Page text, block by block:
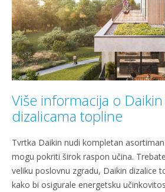
Više informacija o
dizalicama topline
Tvrtka Daikin nudi kompletan
mogu pokriti širok raspon učina.
veliku poslovnu zgradu, Daikin dizalice
kako bi osigurale energetsku